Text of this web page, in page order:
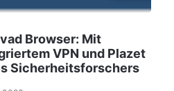
Browser: Mit
VPN und Plazet
Sicherheitsforschers